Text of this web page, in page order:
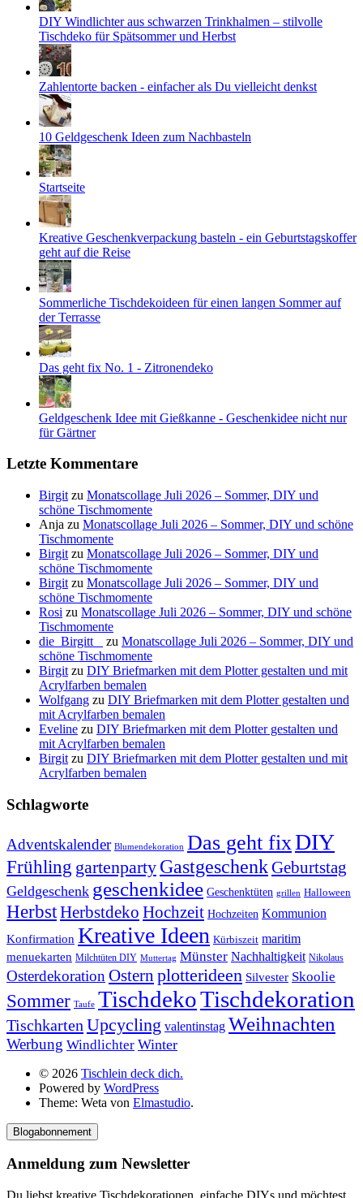
DIY Windlichter aus schwarzen Trinkhalmen – stilvolle
Tischdeko für Spätsommer und Herbst
Zahlentorte backen - einfacher als Du vielleicht denkst
10 Geldgeschenk Ideen zum Nachbasteln
Startseite
Kreative Geschenkverpackung basteln - ein Geburtstagskoffer
geht auf die Reise
Sommerliche Tischdekoideen für einen langen Sommer auf
der Terrasse
Das geht fix No. 1 - Zitronendeko
Geldgeschenk Idee mit Gießkanne - Geschenkidee nicht nur
für Gärtner
Letzte Kommentare
Birgit zu Monatscollage Juli 2026 – Sommer, DIY und
schöne Tischmomente
Anja zu Monatscollage Juli 2026 – Sommer, DIY und schöne
Tischmomente
Birgit zu Monatscollage Juli 2026 – Sommer, DIY und
schöne Tischmomente
Birgit zu Monatscollage Juli 2026 – Sommer, DIY und
schöne Tischmomente
Rosi zu Monatscollage Juli 2026 – Sommer, DIY und schöne
Tischmomente
die_Birgitt _
zu Monatscollage Juli 2026 – Sommer, DIY und
schöne Tischmomente
Birgit zu DIY Briefmarken mit dem Plotter gestalten und mit
Acrylfarben bemalen
Wolfgang zu DIY Briefmarken mit dem Plotter gestalten und
mit Acrylfarben bemalen
Eveline zu DIY Briefmarken mit dem Plotter gestalten und
mit Acrylfarben bemalen
Birgit zu DIY Briefmarken mit dem Plotter gestalten und mit
Acrylfarben bemalen
Schlagworte
Adventskalender Blumendekoration Das geht fixDIY
Frühling gartenparty GastgeschenkGeburtstag
Geldgeschenk geschenkidee Geschenktüten grillen Halloween
HerbstHerbstdeko Hochzeit Hochzeiten Kommunion
Konfirmation Kreative Ideen Kürbiszeit maritim
menuekarten Milchtüten DIY Muttertag Münster Nachhaltigkeit Nikolaus
Osterdekoration Ostern plotterideen Silvester Skoolie
Sommer Taufe TischdekoTischdekoration
Tischkarten Upcycling valentinstag Weihnachten
Werbung Windlichter Winter
© 2026 Tischlein deck dich.
Powered by WordPress
Theme: Weta von Elmastudio.
Blogabonnement
Anmeldung zum Newsletter
Du liebst kreative Tischdekorationen, einfache DIYs und möchtest